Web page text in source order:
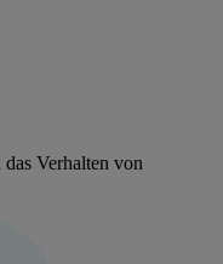
Verhalten von